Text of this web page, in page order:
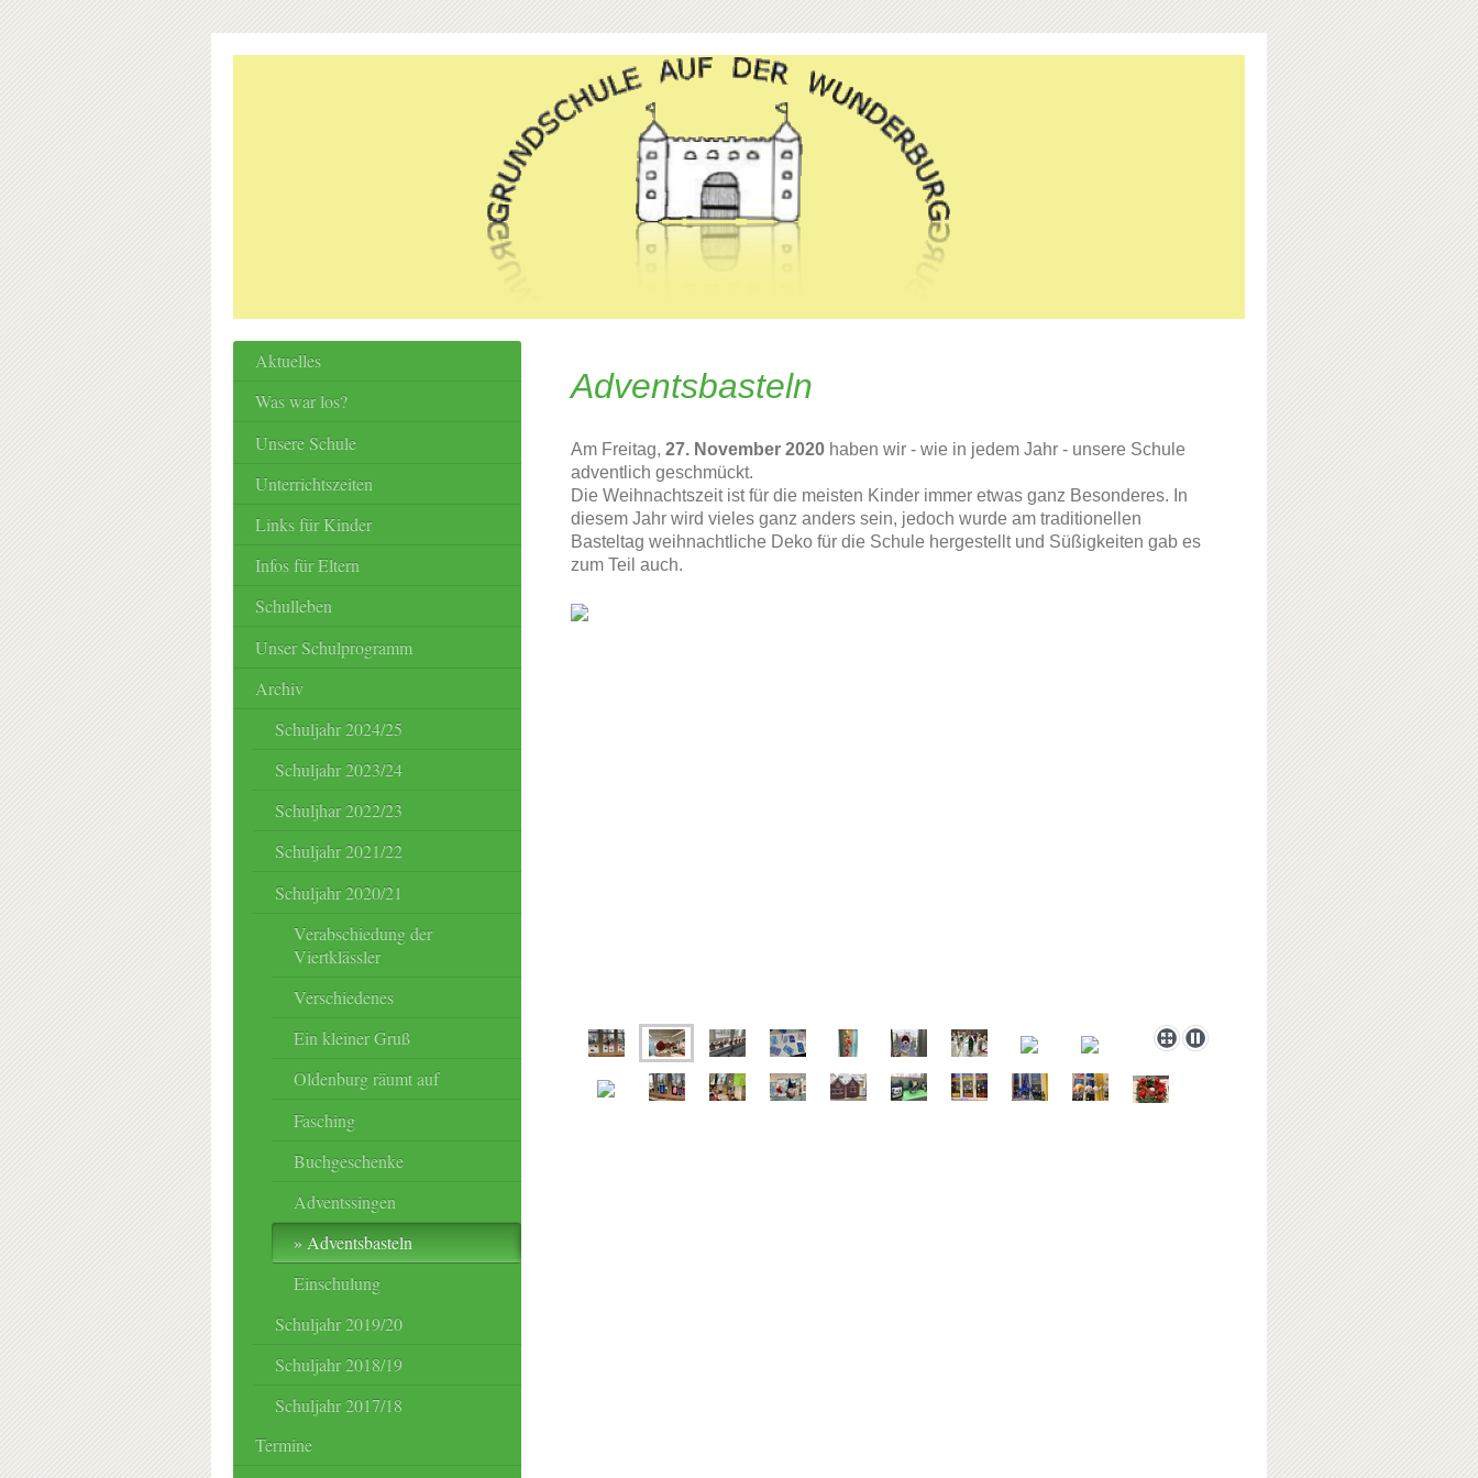
Adventsbasteln
Am Freitag,27. November 2020 haben wir - wie in jedem Jahr - unsere Schule
adventlich geschmückt.
Die Weihnachtszeit ist für die meisten Kinder immer etwas ganz Besonderes. In
diesem Jahr wird vieles ganz anders sein, jedoch wurde am traditionellen
Basteltag weihnachtliche Deko für die Schule hergestellt und Süßigkeiten gab es
zum Teil auch.
Aktuelles
Was war los?
Unsere Schule
Unterrichtszeiten
Links für Kinder
Infos für Eltern
Schulleben
Unser Schulprogramm
Archiv
Schuljahr 2024/25
Schuljahr 2023/24
Schuljhar 2022/23
Schuljahr 2021/22
Schuljahr 2020/21
Verabschiedung der
Viertklässler
Verschiedenes
Ein kleiner Gruß
Oldenburg räumt auf
Fasching
Buchgeschenke
Adventssingen
Adventsbasteln
Einschulung
Schuljahr 2019/20
Schuljahr 2018/19
Schuljahr 2017/18
Termine